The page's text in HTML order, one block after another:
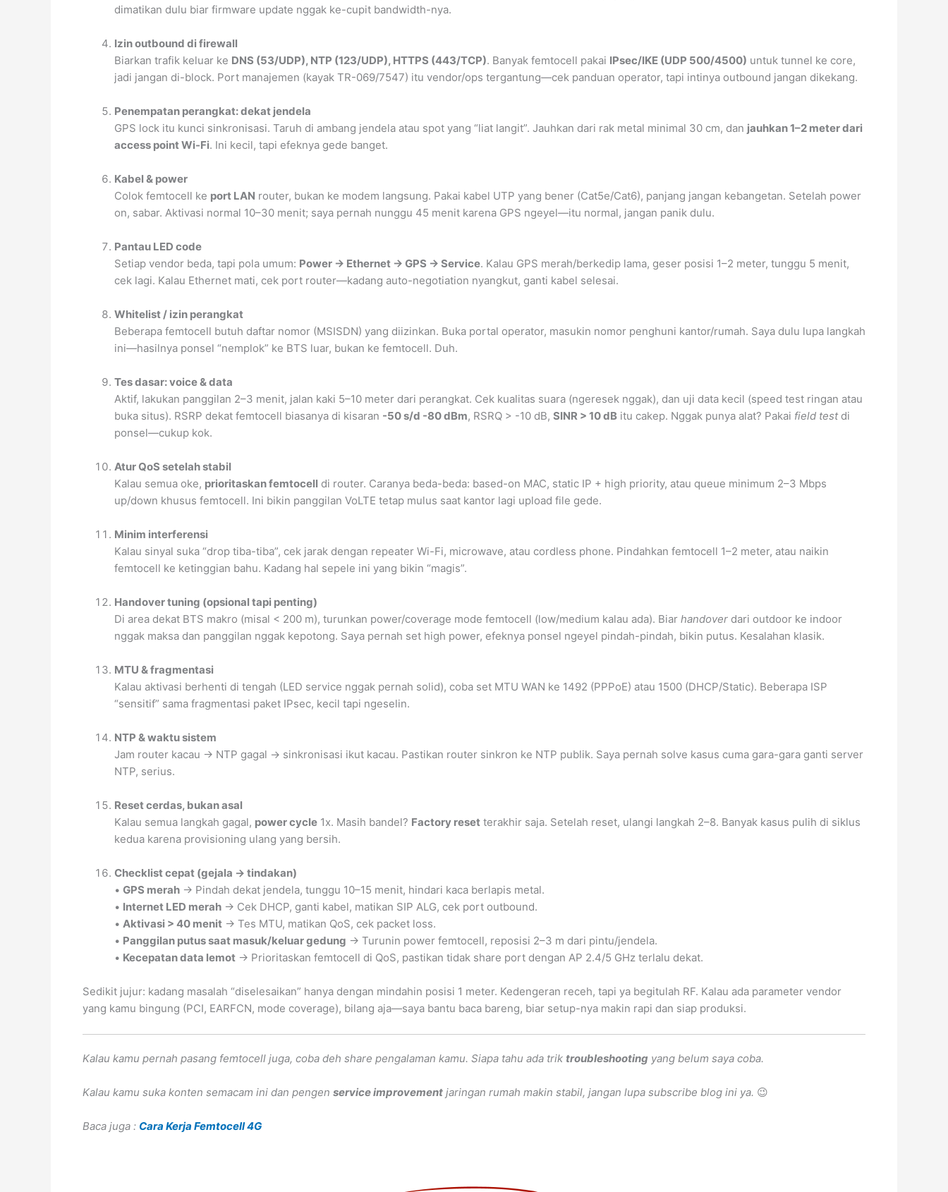
dimatikan dulu biar firmware update nggak ke-cupit bandwidth-nya.
Izin outbound di firewall
Biarkan trafik keluar ke DNS (53/UDP), NTP (123/UDP), HTTPS (443/TCP). Banyak femtocell pakai IPsec/IKE (UDP 500/4500) untuk tunnel ke core,
jadi jangan di-block. Port manajemen (kayak TR-069/7547) itu vendor/ops tergantung—cek panduan operator, tapi intinya outbound jangan dikekang.
Penempatan perangkat: dekat jendela
GPS lock itu kunci sinkronisasi. Taruh di ambang jendela atau spot yang “liat langit”. Jauhkan dari rak metal minimal 30 cm, dan jauhkan 1–2 meter dari
access point Wi-Fi. Ini kecil, tapi efeknya gede banget.
Kabel & power
Colok femtocell ke port LAN router, bukan ke modem langsung. Pakai kabel UTP yang bener (Cat5e/Cat6), panjang jangan kebangetan. Setelah power
on, sabar. Aktivasi normal 10–30 menit; saya pernah nunggu 45 menit karena GPS ngeyel—itu normal, jangan panik dulu.
Pantau LED code
Setiap vendor beda, tapi pola umum: Power → Ethernet → GPS → Service. Kalau GPS merah/berkedip lama, geser posisi 1–2 meter, tunggu 5 menit,
cek lagi. Kalau Ethernet mati, cek port router—kadang auto-negotiation nyangkut, ganti kabel selesai.
Whitelist / izin perangkat
Beberapa femtocell butuh daftar nomor (MSISDN) yang diizinkan. Buka portal operator, masukin nomor penghuni kantor/rumah. Saya dulu lupa langkah
ini—hasilnya ponsel “nemplok” ke BTS luar, bukan ke femtocell. Duh.
Tes dasar: voice & data
Aktif, lakukan panggilan 2–3 menit, jalan kaki 5–10 meter dari perangkat. Cek kualitas suara (ngeresek nggak), dan uji data kecil (speed test ringan atau
buka situs). RSRP dekat femtocell biasanya di kisaran -50 s/d -80 dBm, RSRQ > -10 dB, SINR > 10 dB itu cakep. Nggak punya alat? Pakai field testdi
ponsel—cukup kok.
Atur QoS setelah stabil
Kalau semua oke, prioritaskan femtocell di router. Caranya beda-beda: based-on MAC, static IP + high priority, atau queue minimum 2–3 Mbps
up/down khusus femtocell. Ini bikin panggilan VoLTE tetap mulus saat kantor lagi upload file gede.
Minim interferensi
Kalau sinyal suka “drop tiba-tiba”, cek jarak dengan repeater Wi-Fi, microwave, atau cordless phone. Pindahkan femtocell 1–2 meter, atau naikin
femtocell ke ketinggian bahu. Kadang hal sepele ini yang bikin “magis”.
Handover tuning (opsional tapi penting)
Di area dekat BTS makro (misal < 200 m), turunkan power/coverage mode femtocell (low/medium kalau ada). Biar handover dari outdoor ke indoor
nggak maksa dan panggilan nggak kepotong. Saya pernah set high power, efeknya ponsel ngeyel pindah-pindah, bikin putus. Kesalahan klasik.
MTU & fragmentasi
Kalau aktivasi berhenti di tengah (LED service nggak pernah solid), coba set MTU WAN ke 1492 (PPPoE) atau 1500 (DHCP/Static). Beberapa ISP
“sensitif” sama fragmentasi paket IPsec, kecil tapi ngeselin.
NTP & waktu sistem
Jam router kacau → NTP gagal → sinkronisasi ikut kacau. Pastikan router sinkron ke NTP publik. Saya pernah solve kasus cuma gara-gara ganti server
NTP, serius.
Reset cerdas, bukan asal
Kalau semua langkah gagal, power cycle 1x. Masih bandel? Factory reset terakhir saja. Setelah reset, ulangi langkah 2–8. Banyak kasus pulih di siklus
kedua karena provisioning ulang yang bersih.
Checklist cepat (gejala → tindakan)
• GPS merah → Pindah dekat jendela, tunggu 10–15 menit, hindari kaca berlapis metal.
• Internet LED merah → Cek DHCP, ganti kabel, matikan SIP ALG, cek port outbound.
• Aktivasi > 40 menit → Tes MTU, matikan QoS, cek packet loss.
• Panggilan putus saat masuk/keluar gedung → Turunin power femtocell, reposisi 2–3 m dari pintu/jendela.
• Kecepatan data lemot → Prioritaskan femtocell di QoS, pastikan tidak share port dengan AP 2.4/5 GHz terlalu dekat.
Sedikit jujur: kadang masalah “diselesaikan” hanya dengan mindahin posisi 1 meter. Kedengeran receh, tapi ya begitulah RF. Kalau ada parameter vendor
yang kamu bingung (PCI, EARFCN, mode coverage), bilang aja—saya bantu baca bareng, biar setup-nya makin rapi dan siap produksi.
Kalau kamu pernah pasang femtocell juga, coba deh share pengalaman kamu. Siapa tahu ada trik troubleshooting yang belum saya coba.
Kalau kamu suka konten semacam ini dan pengen service improvement jaringan rumah makin stabil, jangan lupa subscribe blog ini ya. 😉
Baca juga : Cara Kerja Femtocell 4G